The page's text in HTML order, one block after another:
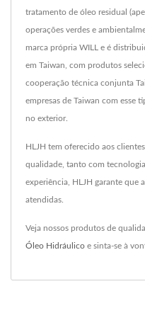
tratamento de óleo residual
operações verdes e
marca própria WILL e é
em Taiwan, com produtos
cooperação técnica conjunta
empresas de Taiwan com esse
no exterior.
HLJH tem oferecido aos
qualidade, tanto com
experiência, HLJH garante que
atendidas.
Veja nossos produtos de
Óleo Hidráulico e sinta-se à